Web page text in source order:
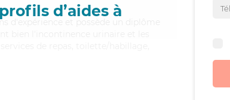
d’aides à
d'expérience et possède un diplôme
bien l'incontinence urinaire et les